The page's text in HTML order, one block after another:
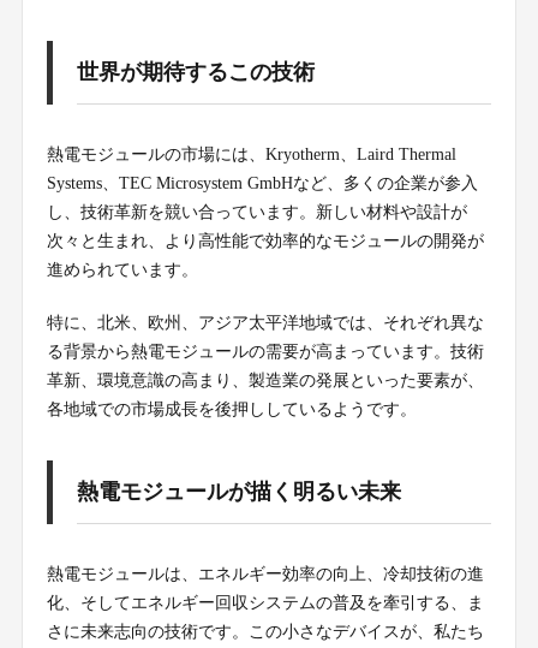
世界が期待するこの技術
熱電モジュールの市場には、Kryotherm、Laird Thermal
Systems、TEC Microsystem GmbHなど、多くの企業が参入
し、技術革新を競い合っています。新しい材料や設計が
次々と生まれ、より高性能で効率的なモジュールの開発が
進められています。
特に、北米、欧州、アジア太平洋地域では、それぞれ異な
る背景から熱電モジュールの需要が高まっています。技術
革新、環境意識の高まり、製造業の発展といった要素が、
各地域での市場成長を後押ししているようです。
熱電モジュールが描く明るい未来
熱電モジュールは、エネルギー効率の向上、冷却技術の進
化、そしてエネルギー回収システムの普及を牽引する、ま
さに未来志向の技術です。この小さなデバイスが、私たち